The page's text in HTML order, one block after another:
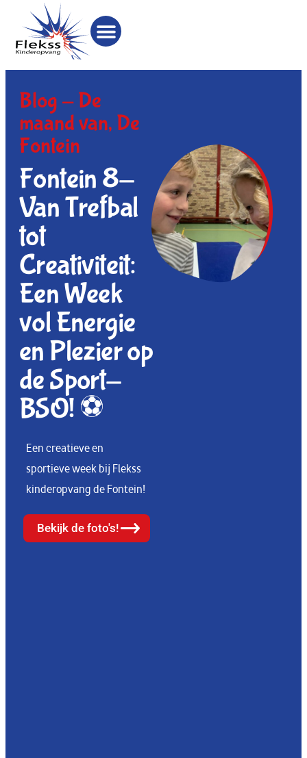
Blog -De
maand van, De
Fontein
Fontein 8-
Van Trefbal
tot
Creativiteit:
Een Week
vol Energie
en Plezier op
de Sport-
BSO! ⚽
Een creatieve en
sportieve week bij Flekss
kinderopvang de Fontein!
Bekijk de foto's!